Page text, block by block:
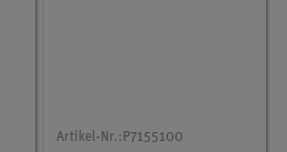
Artikel-Nr.: P7155100